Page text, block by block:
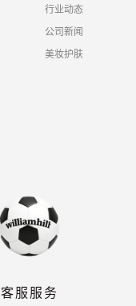
行业动态
公司新闻
美妆护肤
客服服务